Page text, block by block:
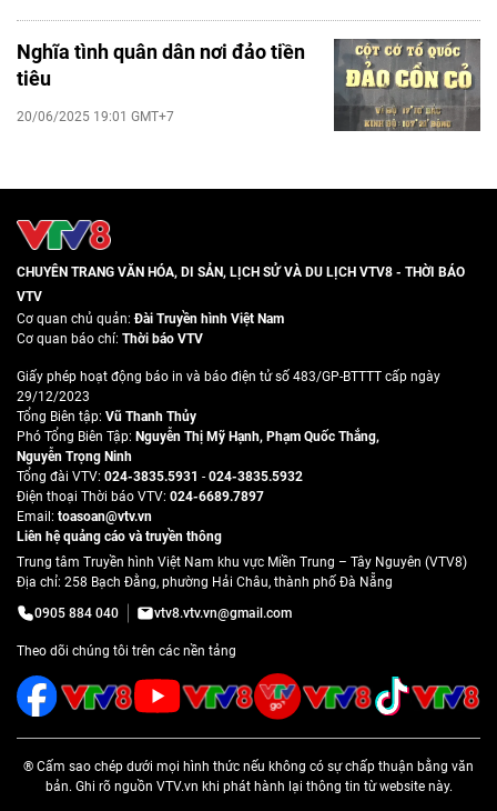
Nghĩa tình quân dân nơi đảo tiền
tiêu
20/06/2025 19:01 GMT+7
CHUYÊN TRANG VĂN HÓA, DI SẢN, LỊCH SỬ VÀ DU LỊCH VTV8 - THỜI BÁO
VTV
Cơ quan chủ quản:Đài Truyền hình Việt Nam
Cơ quan báo chí: Thời báo VTV
Giấy phép hoạt động báo in và báo điện tử số 483/GP-BTTTT cấp ngày
29/12/2023
Tổng Biên tập: Vũ Thanh Thủy
Phó Tổng Biên Tập: Nguyễn Thị Mỹ Hạnh, Phạm Quốc Thắng,
Nguyễn Trọng Ninh
Tổng đài VTV: 024-3835.5931 - 024-3835.5932
Ðiện thoại Thời báo VTV: 024-6689.7897
Email: toasoan@vtv.vn
Liên hệ quảng cáo và truyền thông
Trung tâm Truyền hình Việt Nam khu vực Miền Trung – Tây Nguyên (VTV8)
Địa chỉ: 258 Bạch Đằng, phường Hải Châu, thành phố Đà Nẵng
0905 884 040
vtv8.vtv.vn@gmail.com
Theo dõi chúng tôi trên các nền tảng
® Cấm sao chép dưới mọi hình thức nếu không có sự chấp thuận bằng văn
bản. Ghi rõ nguồn VTV.vn khi phát hành lại thông tin từ website này.